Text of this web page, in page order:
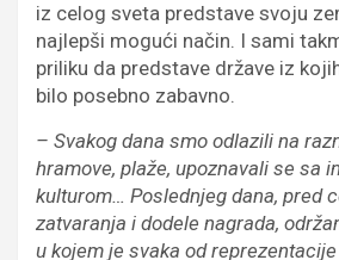
iz celog sveta predstave svoju
najlepši mogući način. I sami
priliku da predstave države iz
bilo posebno zabavno.
– Svakog dana smo odlazili na
hramove, plaže, upoznavali se sa
kulturom… Poslednjeg dana, pred
zatvaranja i dodele nagrada,
u kojem je svaka od